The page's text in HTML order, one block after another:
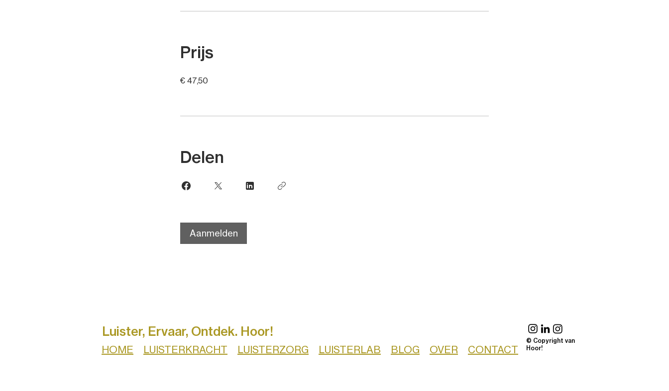
Prijs
€ 47,50
Delen
Aanmelden
Luister, Ervaar, Ontdek. Hoor!
© Copyright van
Hoor!
HOME LUISTERKRACHT LUISTERZORG LUISTERLAB BLOG OVER CONTACT